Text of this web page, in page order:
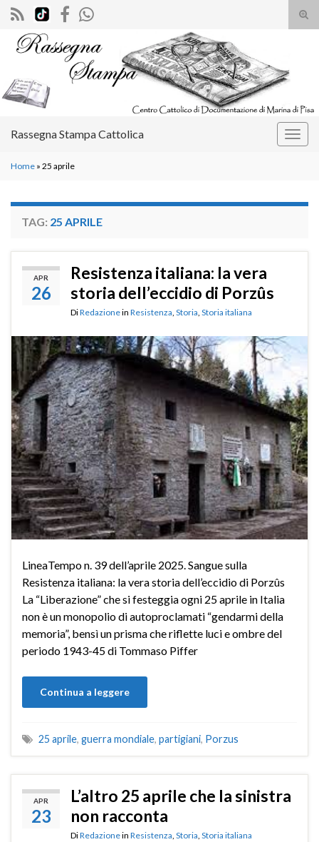
il
Search for:
Rassegna Stampa Cattolica
Home » 25 aprile
TAG: 25 APRILE
APR
26
Resistenza italiana: la vera
storia dell’eccidio di Porzûs
DiRedazionein Resistenza Storia Storia italiana
LineaTempo n. 39 dell’aprile 2025. Sangue sulla
Resistenza italiana: la vera storia dell’eccidio di Porzûs
La “Liberazione” che si festeggia ogni 25 aprile in Italia
non è un monopolio di autoproclamati “gendarmi della
memoria”, bensì un prisma che riflette luci e ombre del
periodo 1943-45 di Tommaso Piffer
Continua a leggere
25 aprile, guerra mondiale, partigiani, Porzus
APR
23
L’altro 25 aprile che la sinistra
non racconta
DiRedazionein Resistenza, Storia, Storia italiana